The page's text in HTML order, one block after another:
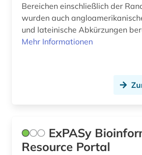
musikwissenschaft (1)
nachlass (1)
naturwissenschaft und technik
naturwissenschaften (30)
Bereichen einschließlich der
wurden auch
und lateinische Abkürzungen
Mehr Informationen
ExPASy
Resource Portal